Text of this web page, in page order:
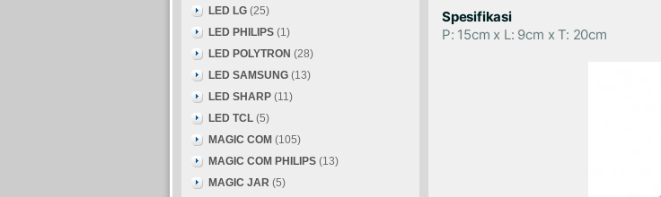
Spesifikasi
P: 15cm x L: 9cm x T: 20cm
LED LG (25)
LED PHILIPS (1)
LED POLYTRON (28)
LED SAMSUNG (13)
LED SHARP (11)
LED TCL (5)
MAGIC COM (105)
MAGIC COM PHILIPS (13)
MAGIC JAR (5)